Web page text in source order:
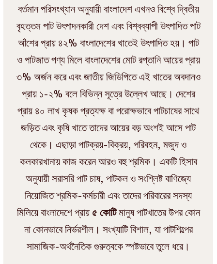
বর্তমান পরিসংখ্যান অনুযায়ী বাংলাদেশ এখনও বিশ্বে দ্বিতীয়
বৃহত্তম পাট উৎপাদনকারী দেশ এবং বিশ্বব্যাপী উৎপাদিত পাট
আঁশের প্রায় ৪২% বাংলাদেশের খাতেই উৎপাদিত হয়। পাট
ও পাটজাত পণ্য মিলে বাংলাদেশের মোট রপ্তানি আয়ের প্রায়
৩% অর্জন করে এবং জাতীয় জিডিপিতে এই খাতের অবদানও
প্রায় ১-২% বলে বিভিন্ন সূত্রে উল্লেখ আছে। দেশের
প্রায় ৪০ লাখ কৃষক প্রত্যক্ষ বা পরোক্ষভাবে পাটচাষের সাথে
জড়িত এবং কৃষি খাতে তাদের আয়ের বড় অংশই আসে পাট
থেকে। এছাড়া পাটক্রয়-বিক্রয়, পরিবহন, মজুদ ও
কলকারখানায় কাজ করেন আরও বহু শ্রমিক। একটি হিসাব
অনুযায়ী সরাসরি পাট চাষ, পাটকল ও সংশ্লিষ্ট বাণিজ্যে
নিয়োজিত শ্রমিক-কর্মচারী এবং তাদের পরিবারের সদস্য
মিলিয়ে বাংলাদেশে প্রায়৫ কোটিমানুষ পাটখাতের উপর কোন
না কোনভাবে নির্ভরশীল। সংখ্যাটি বিশাল, যা পাটশিল্পের
সামাজিক-অর্থনৈতিক গুরুত্বকে স্পষ্টভাবে তুলে ধরে।